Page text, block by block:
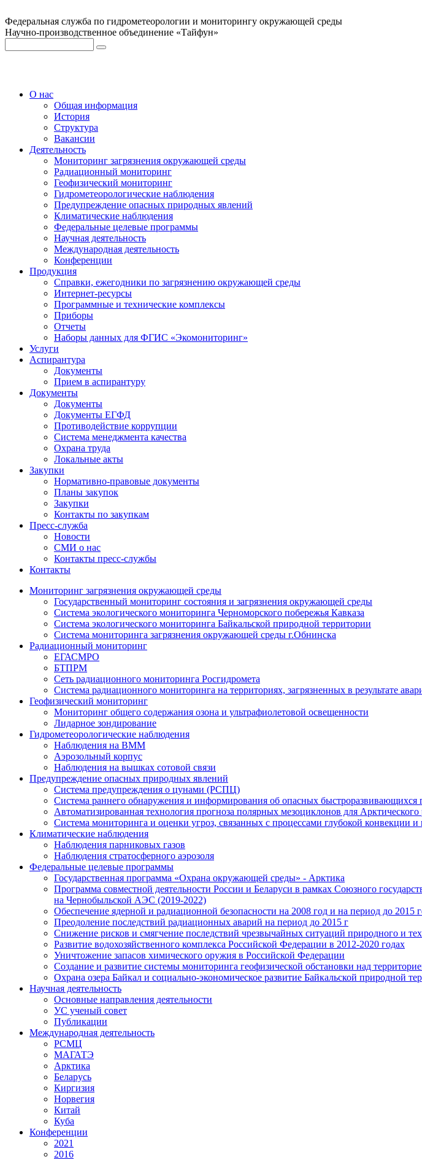
Федеральная служба по гидрометеорологии и мониторингу окружающей среды
Научно-производственное объединение «Тайфун»
О нас
Общая информация
История
Структура
Вакансии
Деятельность
Мониторинг загрязнения окружающей среды
Радиационный мониторинг
Геофизический мониторинг
Гидрометеорологические наблюдения
Предупреждение опасных природных явлений
Климатические наблюдения
Федеральные целевые программы
Научная деятельность
Международная деятельность
Конференции
Продукция
Справки, ежегодники по загрязнению окружающей среды
Интернет-ресурсы
Программные и технические комплексы
Приборы
Отчеты
Наборы данных для ФГИС «Экомониторинг»
Услуги
Аспирантура
Документы
Прием в аспирантуру
Документы
Документы
Документы ЕГФД
Противодействие коррупции
Система менеджмента качества
Охрана труда
Локальные акты
Закупки
Нормативно-правовые документы
Планы закупок
Закупки
Контакты по закупкам
Пресс-служба
Новости
СМИ о нас
Контакты пресс-службы
Контакты
Мониторинг загрязнения окружающей среды
Государственный мониторинг состояния и загрязнения окружающей среды
Система экологического мониторинга Черноморского побережья Кавказа
Система экологического мониторинга Байкальской природной территории
Система мониторинга загрязнения окружающей среды г.Обнинска
Радиационный мониторинг
ЕГАСМРО
БТПРМ
Сеть радиационного мониторинга Росгидромета
Система радиационного мониторинга на территориях, загрязненных в результате
Геофизический мониторинг
Мониторинг общего содержания озона и ультрафиолетовой освещенности
Лидарное зондирование
Гидрометеорологические наблюдения
Наблюдения на ВММ
Аэрозольный корпус
Наблюдения на вышках сотовой связи
Предупреждение опасных природных явлений
Система предупреждения о цунами (РСПЦ)
Система раннего обнаружения и информирования об опасных быстроразвивающихся
Автоматизированная технология прогноза полярных мезоциклонов для Арктического
Система мониторинга и оценки угроз, связанных с процессами глубокой конвекции
Климатические наблюдения
Наблюдения парниковых газов
Наблюдения стратосферного аэрозоля
Федеральные целевые программы
Государственная программа «Охрана окружающей среды» - Арктика
Программа совместной деятельности России и Беларуси в рамках Союзного
на Чернобыльской АЭС (2019-2022)
Обеспечение ядерной и радиационной безопасности на 2008 год и на период до 2015
Преодоление последствий радиационных аварий на период до 2015 г
Снижение рисков и смягчение последствий чрезвычайных ситуаций природного и
Развитие водохозяйственного комплекса Российской Федерации в 2012-2020 годах
Уничтожение запасов химического оружия в Российской Федерации
Создание и развитие системы мониторинга геофизической обстановки над
Охрана озера Байкал и социально-экономическое развитие Байкальской природной
Научная деятельность
Основные направления деятельности
УС ученый совет
Публикации
Международная деятельность
РСМЦ
МАГАТЭ
Арктика
Беларусь
Киргизия
Норвегия
Китай
Куба
Конференции
2021
2016